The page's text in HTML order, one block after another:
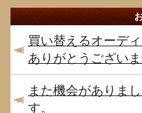
買い替えるオーデ
ありがとうございま
また機会がありま
す。